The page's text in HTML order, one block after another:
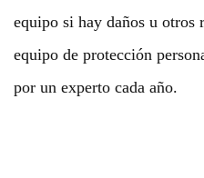
equipo si hay daños u otros
equipo de protección
por un experto cada año.